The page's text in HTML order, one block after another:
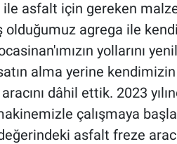
asfalt için gereken
olduğumuz agrega ile
yollarını
alma yerine
dâhil ettik. 2023
çalışmaya
asfalt freze